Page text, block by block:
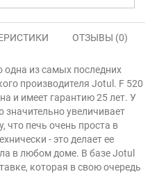
ОТЗЫВЫ (0)
одна из самых последних
производителя Jotul. F 520
и имеет гарантию 25 лет. У
значительно увеличивает
что печь очень проста в
- это делает ее
в любом доме. В базе Jotul
которая в свою очередь